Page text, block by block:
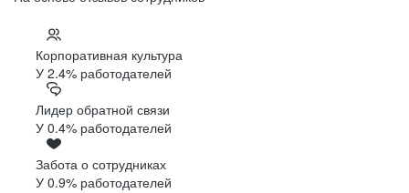
Корпоративная культура
У 2.4% работодателей
Лидер обратной связи
У 0.4% работодателей
Забота о сотрудниках
У 0.9% работодателей